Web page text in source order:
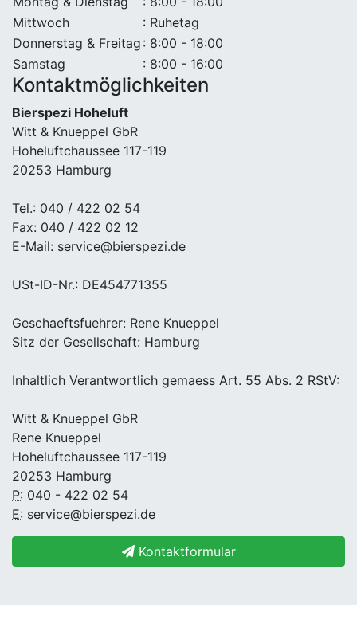
Mittwoch
: Ruhetag
Donnerstag & Freitag : 8:00 - 18:00
Samstag
: 8:00 - 16:00
Kontaktmöglichkeiten
Bierspezi Hoheluft
Witt & Knueppel GbR
Hoheluftchaussee 117-119
20253 Hamburg
Tel.: 040 / 422 02 54
Fax: 040 / 422 02 12
E-Mail: service@bierspezi.de
USt-ID-Nr.: DE454771355
Geschaeftsfuehrer: Rene Knueppel
Sitz der Gesellschaft: Hamburg
Inhaltlich Verantwortlich gemaess Art. 55 Abs. 2 RStV:
Witt & Knueppel GbR
Rene Knueppel
Hoheluftchaussee 117-119
20253 Hamburg
P: 040 - 422 02 54
E: service@bierspezi.de
Kontaktformular